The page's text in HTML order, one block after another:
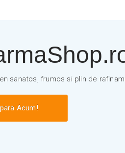
sanatos, frumos si plin de
Acum!